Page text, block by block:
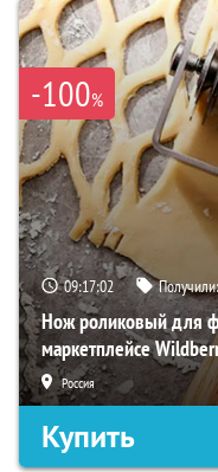
-100%
09:17:01
Нож роликовый для
маркетплейсе
Россия
Купить